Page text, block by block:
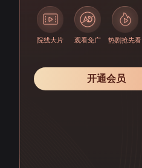
院线大片 观看免广 热剧抢先看
开通会员